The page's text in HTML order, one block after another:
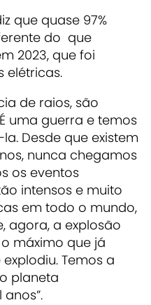
que quase 97%
do que
2023, que foi
elétricas.
de raios, são
uma guerra e temos
Desde que existem
nunca chegamos
os eventos
intensos e muito
em todo o mundo,
agora, a explosão
o máximo que já
Temos a
planeta